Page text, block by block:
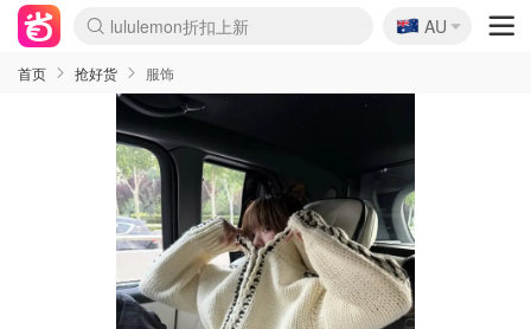
lululemon折扣上新
Sasa美妆护肤3.5折
SSENSE年中2.5折
FreshBeauty好价汇总
Cettire降价+叠9折
WWS Coles超市实拍
viagogo二手票捡漏
Myer超级周末
The Outnet奢牌1折起
David Jones 3折起
Flannels大牌1折
Perfumes Club护肤1折
AMIRO面罩$251
Amazon折扣汇总
eToro入金$200送$50
Amazon数码好物
ICONIC本周7.5折
ThedoubleF高奢地板价
Moose Knuckles 6折
丝芙兰5折起
EUFY摄像头$98
Selenichast首饰2折
Trip机票酒店促销
YSL送5件彩妆礼
Amazon家居好物
Amazon美妆护肤
雅漾大喷$8
过敏原检测盒$33
伊索独家赠50ml沐浴露
科颜氏高保湿面霜$29
SEALIFE海洋馆门票6折
丝塔芙大白罐$16
订阅Newsletter送香薰
Cult Beauty 6.8折
Harrods圣诞日历$525
LN-CC奢牌私促3折
d'Alba空姐喷雾$16
EVE LOM套装£56
Bernardelli独家4折
Adore Beauty 6折起
CT圣诞日历
Mytheresa奢品2.7折
Luxury Escapes 9折
Currentbody美容仪$881
MOON Garden Live
Roborock扫地机$649
Tingo Life水杯$24
Valentino官网5折
CR洗护套装$23
修丽可4件套$159
Myer彩妆2件7折
GANNI官网4.5折
Stylevana韩妆4折
Tessabit高奢8.5折
OGX洗发水$11
Amazon阿德莱德次日达
卡诗8.5折+赠礼
Philips Hue灯具8折
🇦🇺
AU
首页 抢好货 服饰